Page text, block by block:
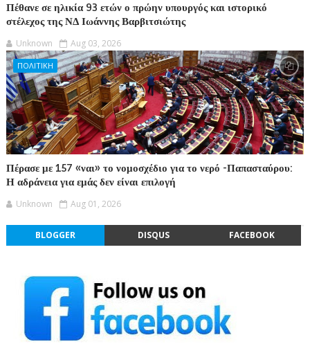
Πέθανε σε ηλικία 93 ετών ο πρώην υπουργός και ιστορικό
στέλεχος της ΝΔ Ιωάννης Βαρβιτσιώτης
Unknown Aug 03, 2026
ΠΟΛΙΤΙΚΗ
Πέρασε με 157 «ναι» το νομοσχέδιο για το νερό -Παπασταύρου:
Η αδράνεια για εμάς δεν είναι επιλογή
Unknown Aug 01, 2026
BLOGGER DISQUS FACEBOOK